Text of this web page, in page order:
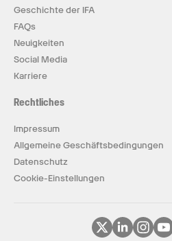
Geschichte der IFA
FAQs
Neuigkeiten
Social Media
Karriere
Rechtliches
Impressum
Allgemeine Geschäftsbedingungen
Datenschutz
Cookie-Einstellungen